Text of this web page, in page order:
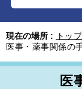
現在の場所 : トップ
医事・薬事関係の
医